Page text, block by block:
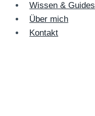
Wissen & Guides
Über mich
Kontakt